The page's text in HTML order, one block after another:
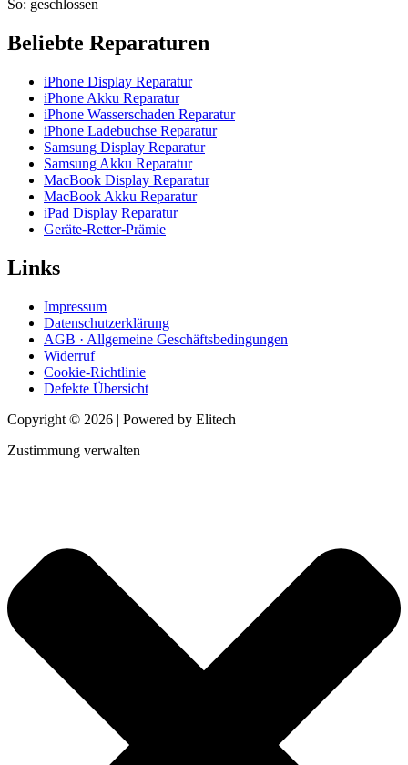
So: geschlossen
Beliebte Reparaturen
iPhone Display Reparatur
iPhone Akku Reparatur
iPhone Wasserschaden Reparatur
iPhone Ladebuchse Reparatur
Samsung Display Reparatur
Samsung Akku Reparatur
MacBook Display Reparatur
MacBook Akku Reparatur
iPad Display Reparatur
Geräte-Retter-Prämie
Links
Impressum
Datenschutzerklärung
AGB · Allgemeine Geschäftsbedingungen
Widerruf
Cookie-Richtlinie
Defekte Übersicht
Copyright © 2026 | Powered by Elitech
Zustimmung verwalten